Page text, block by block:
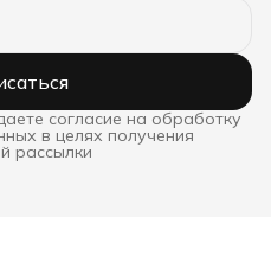
согласие на обработку
в целях получения
рассылки